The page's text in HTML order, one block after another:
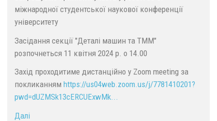
міжнародної студентської наукової конференції
університету
Засідання секції "Деталі машин та ТММ"
розпочнеться 11 квітня 2024 р. о 14.00
Захід проходитиме дистанційно у Zoom meeting за
покликанням https://us04web.zoom.us/j/7781410201?
pwd=dUZMSk13cERCUExwMk...
Далі